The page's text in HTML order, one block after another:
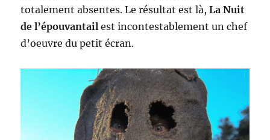
totalement absentes. Le résultat est là,La Nuit
de l’épouvantail est incontestablement un chef
d’oeuvre du petit écran.